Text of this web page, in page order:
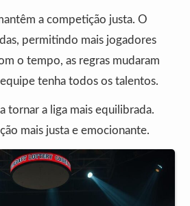
a competição justa. O
permitindo mais jogadores
o tempo, as regras mudaram
tenha todos os talentos.
tornar a liga mais equilibrada.
mais justa e emocionante.